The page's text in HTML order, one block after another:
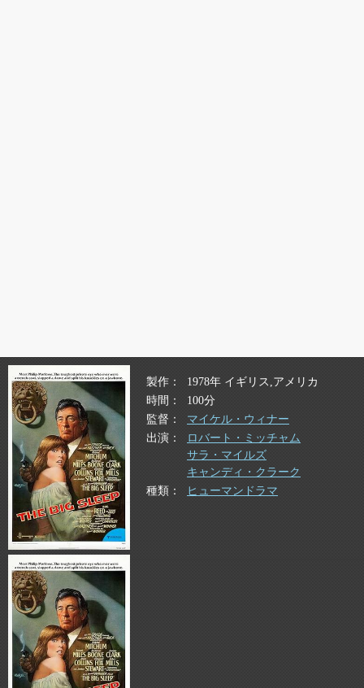
製作
1978年 イギリス,アメリカ
時間
100分
監督
マイケル・ウィナー
出演
ロバート・ミッチャム
サラ・マイルズ
キャンディ・クラーク
種類
ヒューマンドラマ